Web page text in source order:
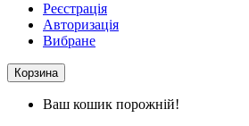
Реєстрація
Авторизація
Вибране
Корзина
Ваш кошик порожній!